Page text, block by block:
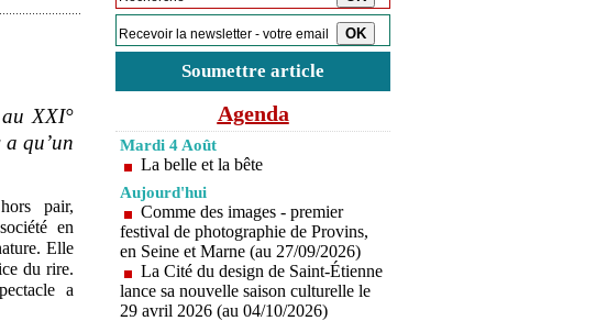
XXI°
qu’un
pair,
en
Elle
du rire.
a
Soumettre article
Agenda
Mardi 4 Août
La belle et la bête
Aujourd'hui
Comme des images - premier
festival de photographie de Provins,
en Seine et Marne (au 27/09/2026)
La Cité du design de Saint-Étienne
lance sa nouvelle saison culturelle le
29 avril 2026 (au 04/10/2026)